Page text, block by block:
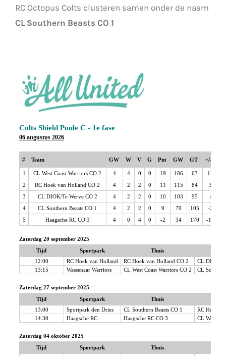
RC Octopus Colts clusteren samen onder de naam
CL Southern Beasts CO 1